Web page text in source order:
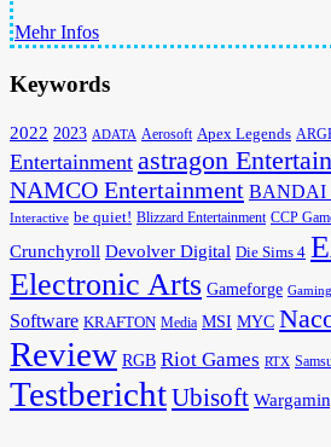
Mehr Infos
Keywords
2022 2023 ADATA Aerosoft Apex Legends
Entertainment astragon
NAMCO Entertainment BANDAI
Interactive be quiet! Blizzard Entertainment CCP
Crunchyroll Devolver Digital Die Sims 4
Electronic Arts Gameforge Gaming
Software KRAFTON Media MSI MYC
Review RGB Riot Games RTX
TestberichtUbisoft